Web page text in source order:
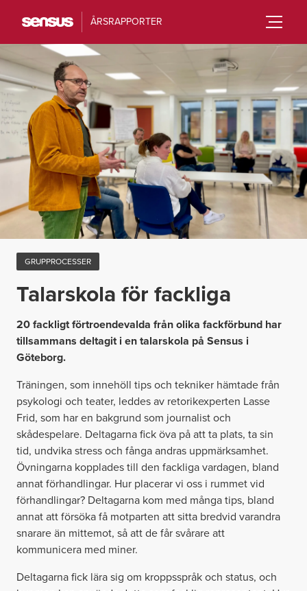
ÅRSRAPPORTER
GRUPPROCESSER
Talarskola för fackliga
20 fackligt förtroendevalda från olika fackförbund har
tillsammans deltagit i en talarskola på Sensus i
Göteborg.
Träningen, som innehöll tips och tekniker hämtade från
psykologi och teater, leddes av retorikexperten Lasse
Frid, som har en bakgrund som journalist och
skådespelare. Deltagarna fick öva på att ta plats, ta sin
tid, undvika stress och fånga andras uppmärksamhet.
Övningarna kopplades till den fackliga vardagen, bland
annat förhandlingar. Hur placerar vi oss i rummet vid
förhandlingar? Deltagarna kom med många tips, bland
annat att försöka få motparten att sitta bredvid varandra
snarare än mittemot, så att de får svårare att
kommunicera med miner.
Deltagarna fick lära sig om kroppsspråk och status, och